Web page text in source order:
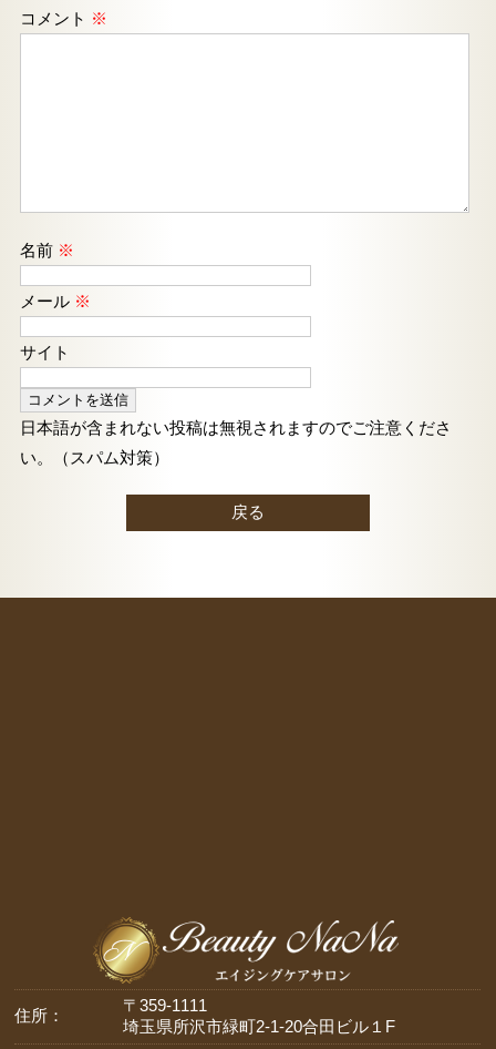
コメント ※
名前 ※
メール ※
サイト
日本語が含まれない投稿は無視されますのでご注意くださ
い。（スパム対策）
戻る
住所：
〒359-1111
埼玉県所沢市緑町2-1-20合田ビル１F